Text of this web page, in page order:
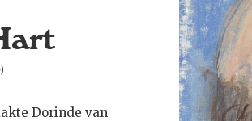
Dorinde van